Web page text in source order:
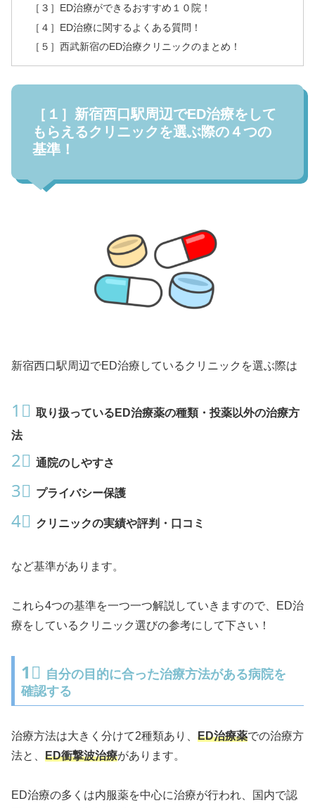
［３］ED治療ができるおすすめ１０院！
［４］ED治療に関するよくある質問！
［５］西武新宿のED治療クリニックのまとめ！
［１］新宿西口駅周辺でED治療をして
もらえるクリニックを選ぶ際の４つの
基準！
新宿西口駅周辺でED治療しているクリニックを選ぶ際は
1⃣ 取り扱っているED治療薬の種類・投薬以外の治療方
法
2⃣ 通院のしやすさ
3⃣ プライバシー保護
4⃣ クリニックの実績や評判・口コミ
など基準があります。
これら4つの基準を一つ一つ解説していきますので、ED治
療をしているクリニック選びの参考にして下さい！
1⃣ 自分の目的に合った治療方法がある病院を
確認する
治療方法は大きく分けて2種類あり、 ED治療薬での治療方
法と、 ED衝撃波治療があります。
ED治療の多くは内服薬を中心に治療が行われ、国内で認